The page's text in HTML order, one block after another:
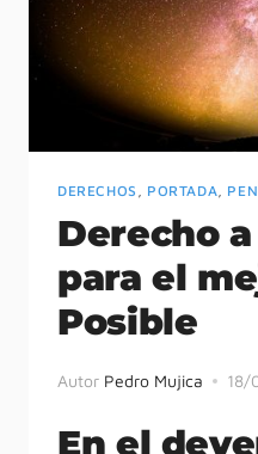
DERECHOS , PORTADA,
Derecho
para el
Posible
Autor Pedro Mujica 18/
En el